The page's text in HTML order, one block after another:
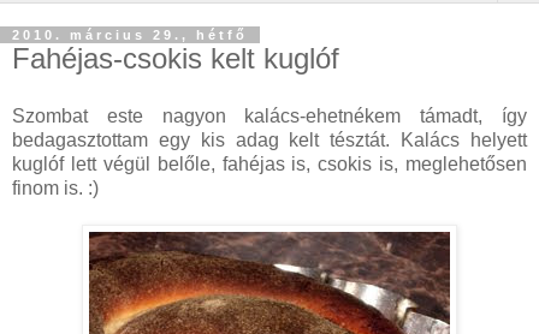
2010. március 29., hétfő
Fahéjas-csokis kelt kuglóf
Szombat este nagyon kalács-ehetnékem támadt, így
bedagasztottam egy kis adag kelt tésztát. Kalács helyett
kuglóf lett végül belőle, fahéjas is, csokis is, meglehetősen
finom is. :)